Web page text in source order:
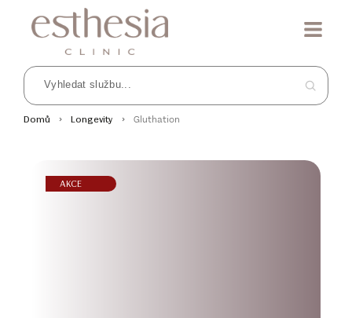
Domů Longevity Gluthation
AKCE